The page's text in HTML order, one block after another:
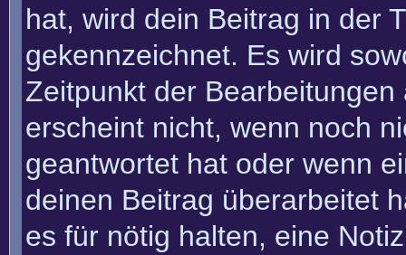
hat, wird dein Beitrag in der
gekennzeichnet. Es wird
Zeitpunkt der
erscheint nicht, wenn noch
geantwortet hat oder wenn
deinen Beitrag überarbeitet
es für nötig halten, eine